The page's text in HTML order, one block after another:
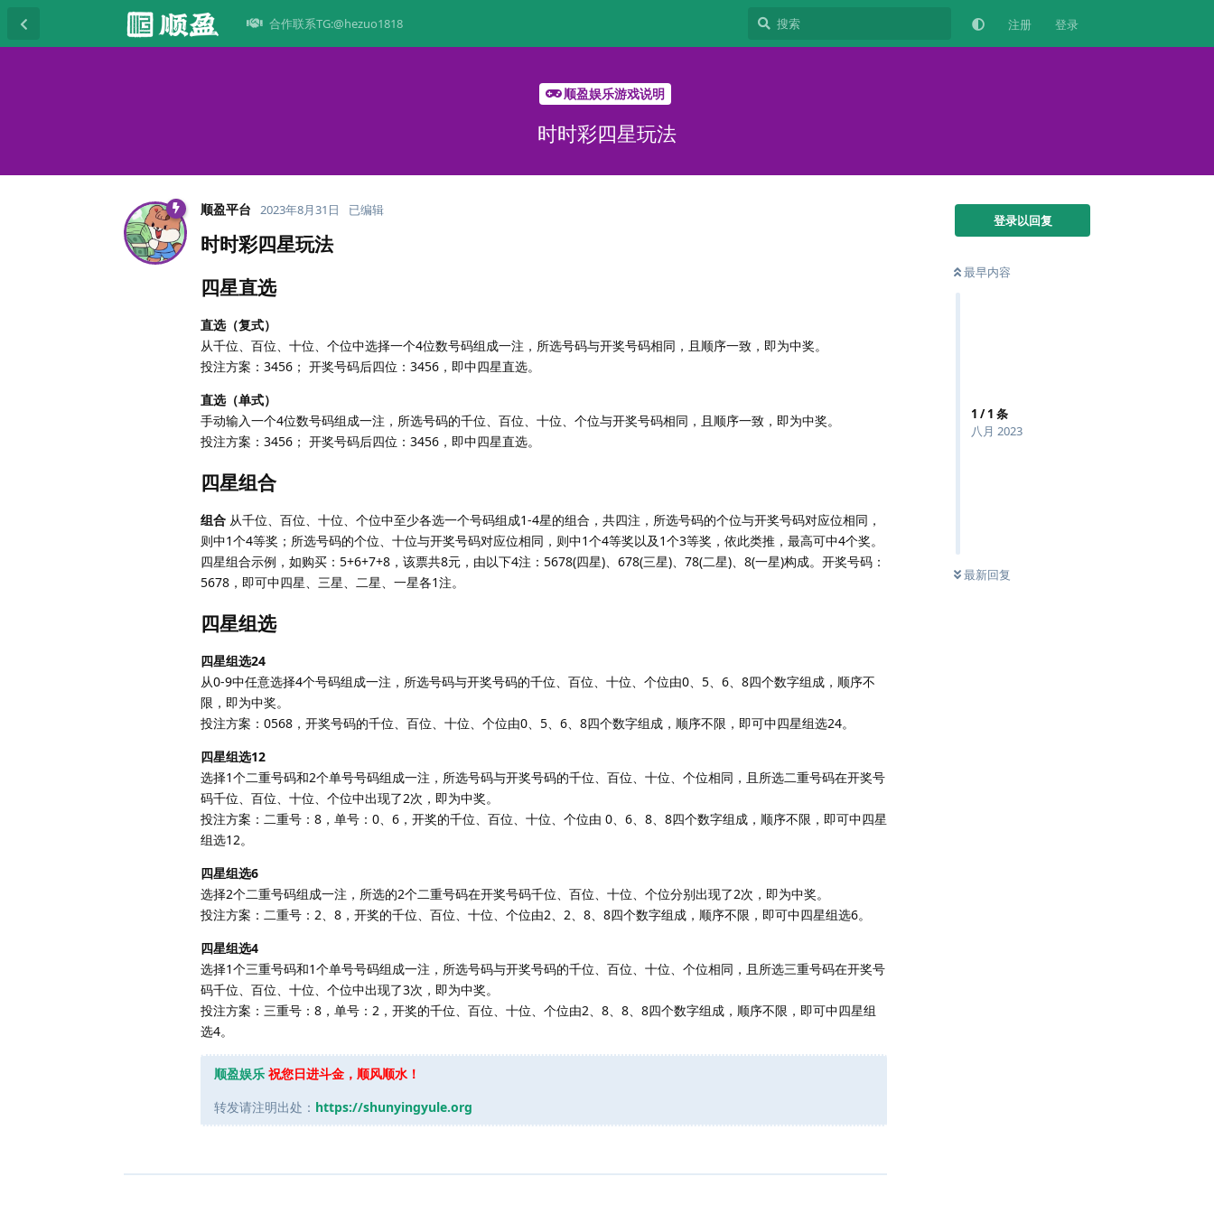
合作联系TG:@hezuo1818 注册 登录
顺盈娱乐游戏说明
时时彩四星玩法
登录以回复
最早内容
1 /1 条
八月 2023
最新回复
顺盈平台 2023年8月31日 已编辑
时时彩四星玩法
四星直选
直选（复式）
从千位、百位、十位、个位中选择一个4位数号码组成一注，所选号码与开奖号码相同，且顺序一致，即为中奖。
投注方案：3456； 开奖号码后四位：3456，即中四星直选。
直选（单式）
手动输入一个4位数号码组成一注，所选号码的千位、百位、十位、个位与开奖号码相同，且顺序一致，即为中奖。
投注方案：3456； 开奖号码后四位：3456，即中四星直选。
四星组合
组合 从千位、百位、十位、个位中至少各选一个号码组成1-4星的组合，共四注，所选号码的个位与开奖号码对应位相同，
则中1个4等奖；所选号码的个位、十位与开奖号码对应位相同，则中1个4等奖以及1个3等奖，依此类推，最高可中4个奖。
四星组合示例，如购买：5+6+7+8，该票共8元，由以下4注：5678(四星)、678(三星)、78(二星)、8(一星)构成。开奖号码：
5678，即可中四星、三星、二星、一星各1注。
四星组选
四星组选24
从0-9中任意选择4个号码组成一注，所选号码与开奖号码的千位、百位、十位、个位由0、5、6、8四个数字组成，顺序不
限，即为中奖。
投注方案：0568，开奖号码的千位、百位、十位、个位由0、5、6、8四个数字组成，顺序不限，即可中四星组选24。
四星组选12
选择1个二重号码和2个单号号码组成一注，所选号码与开奖号码的千位、百位、十位、个位相同，且所选二重号码在开奖号
码千位、百位、十位、个位中出现了2次，即为中奖。
投注方案：二重号：8，单号：0、6，开奖的千位、百位、十位、个位由 0、6、8、8四个数字组成，顺序不限，即可中四星
组选12。
四星组选6
选择2个二重号码组成一注，所选的2个二重号码在开奖号码千位、百位、十位、个位分别出现了2次，即为中奖。
投注方案：二重号：2、8，开奖的千位、百位、十位、个位由2、2、8、8四个数字组成，顺序不限，即可中四星组选6。
四星组选4
选择1个三重号码和1个单号号码组成一注，所选号码与开奖号码的千位、百位、十位、个位相同，且所选三重号码在开奖号
码千位、百位、十位、个位中出现了3次，即为中奖。
投注方案：三重号：8，单号：2，开奖的千位、百位、十位、个位由2、8、8、8四个数字组成，顺序不限，即可中四星组
选4。
顺盈娱乐 祝您日进斗金，顺风顺水！
转发请注明出处： https://shunyingyule.org